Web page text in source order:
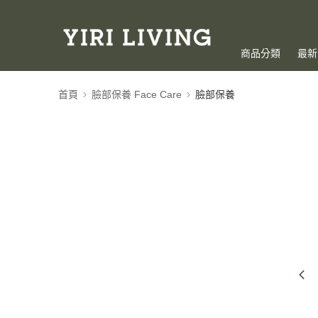
商品分類 最
首頁 臉部保養 Face Care 臉部保養